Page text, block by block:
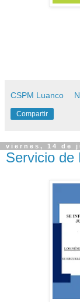
CSPM Luanco
Compartir
viernes, 14 de
Servicio de